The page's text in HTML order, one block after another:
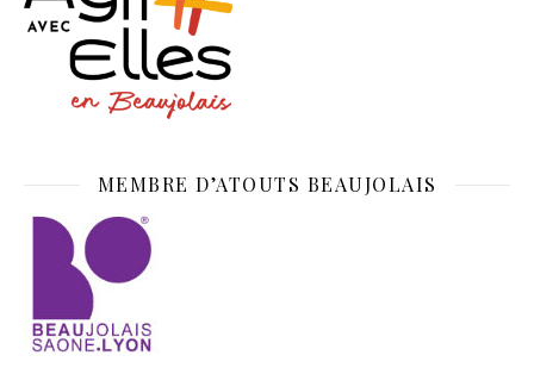
MEMBRE D’ATOUTS BEAUJOLAIS